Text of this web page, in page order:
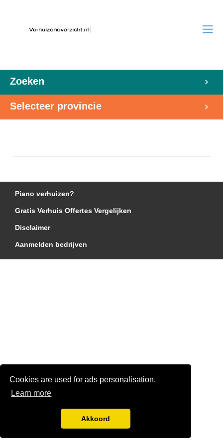
Cookies are used for ads personalisation.
Learn more
Akkoord
Zoeken
Selecteer provincie
Piano verhuizen?
Gratis Verhuis Offertes Vergelijken
Disclaimer
Aanmelden bedrijven